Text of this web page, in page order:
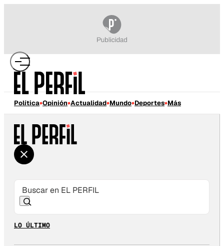
Política Opinión Actualidad Mundo Deportes Más
LO ÚLTIMO